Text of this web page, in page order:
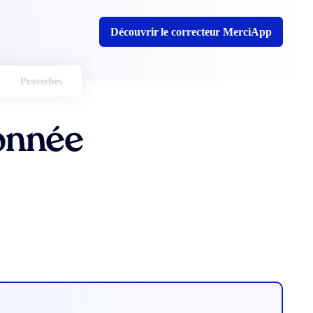
Découvrir le correcteur MerciApp
Proverbes